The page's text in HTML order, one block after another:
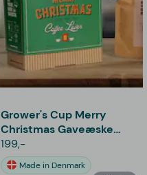
Grower's Cup Merry
Christmas Gaveæske
med Kaffe
199,-
Made in Denmark